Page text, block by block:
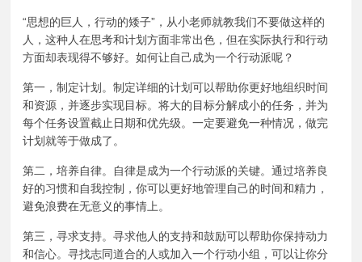
“思想的巨人，行动的矮子”，从小老师就教我们不要做这样的
人，这种人在思考和计划方面非常出色，但在实际执行和行动
方面却表现得不够好。如何让自己成为一个行动派呢？
第一，制定计划。制定详细的计划可以帮助你更好地组织时间
和资源，并逐步实现目标。将大的目标分解成小的任务，并为
每个任务设置截止日期和优先级。一定要避免一种情况，做完
计划就等于做成了。
第二，培养自律。自律是成为一个行动派的关键。通过培养良
好的习惯和自我控制，你可以更好地管理自己的时间和精力，
避免浪费在无意义的事情上。
第三，寻求支持。寻求他人的支持和鼓励可以帮助你保持动力
和信心。寻找志同道合的人或加入一个行动小组，可以让你分